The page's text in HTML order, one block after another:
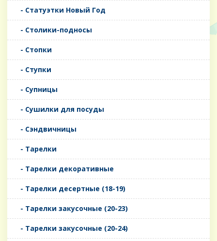
- Статуэтки Новый Год
- Столики-подносы
- Стопки
- Ступки
- Супницы
- Сушилки для посуды
- Сэндвичницы
- Тарелки
- Тарелки декоративные
- Тарелки десертные (18-19)
- Тарелки закусочные (20-23)
- Тарелки закусочные (20-24)